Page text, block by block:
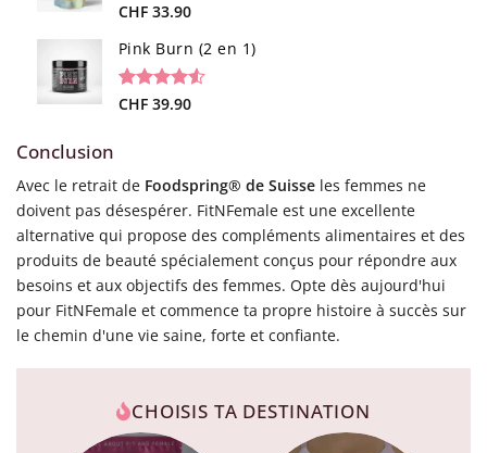
Noté
5 basé
13
notations
client
CHF33.90
Pink Burn (2 en 1)
Noté4.52
96
CHF39.90
Conclusion
Avec le retrait de Foodspring® de Suisse les femmes ne
doivent pas désespérer. FitNFemale est une excellente
alternative qui propose des compléments alimentaires et des
produits de beauté spécialement conçus pour répondre aux
besoins et aux objectifs des femmes. Opte dès aujourd'hui
pour FitNFemale et commence ta propre histoire à succès sur
le chemin d'une vie saine, forte et confiante.
CHOISIS TA DESTINATION